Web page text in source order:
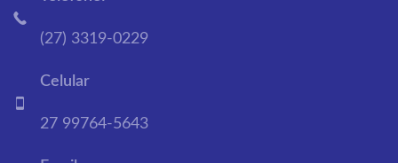
(27) 3319-0229
Celular
27 99764-5643